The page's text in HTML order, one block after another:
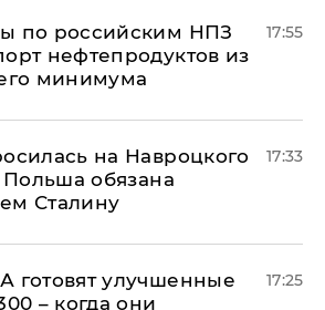
по российским НПЗ
нефтепродуктов из
минимума
17:55
на Навроцкого
Польша обязана
Сталину
17:33
готовят улучшенные
– когда они
17:25